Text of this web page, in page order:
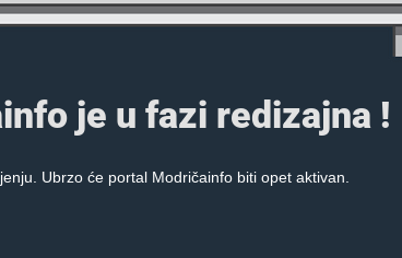
je u fazi redizajna !
Ubrzo će portal Modričainfo biti opet aktivan.